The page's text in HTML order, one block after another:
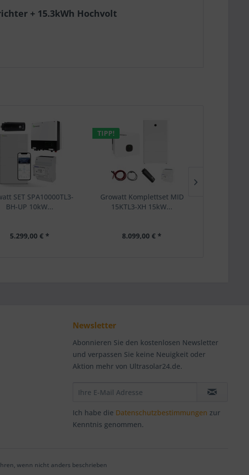
+ 15.3kWh Hochvolt
SET SPA10000TL3-
BH-UP 10kW...
5.299,00 € *
TIPP!
Growatt Komplettset MID
15KTL3-XH 15kW...
8.099,00 € *
Newsletter
Abonnieren Sie den kostenlosen Newsletter
und verpassen Sie keine Neuigkeit oder
Aktion mehr von Ultrasolar24.de.
Ich habe die Datenschutzbestimmungen zur
Kenntnis genommen.
wenn nicht anders beschrieben